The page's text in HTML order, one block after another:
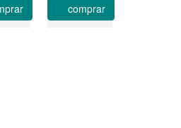
comprar